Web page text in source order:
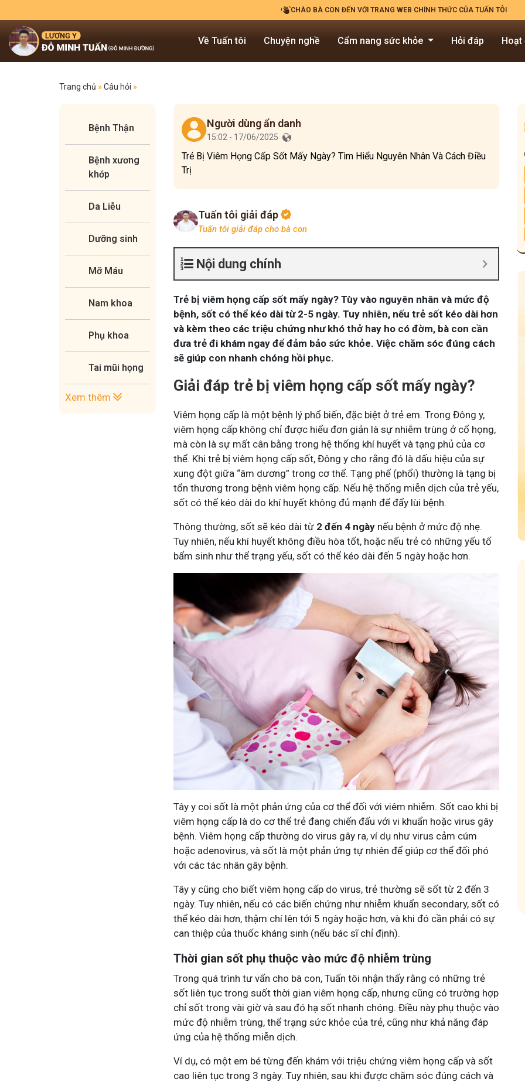
CHÀO BÀ CON ĐẾN VỚI TRANG WEB CHÍNH THỨC CỦA TUẤN TÔI
Về Tuấn tôi Chuyện nghề Cẩm nang sức khỏe Hỏi đáp Hoạt
Trang chủ » Câu hỏi »
Bệnh Thận
Bệnh xương
khớp
Da Liễu
Dưỡng sinh
Mỡ Máu
Nam khoa
Phụ khoa
Tai mũi họng
Xem thêm
Người dùng ẩn danh
15:02 - 17/06/2025
Trẻ Bị Viêm Họng Cấp Sốt Mấy Ngày? Tìm Hiểu Nguyên Nhân Và Cách Điều
Trị
Tuấn tôi giải đáp
Tuấn tôi giải đáp cho bà con
Nội dung chính
Trẻ bị viêm họng cấp sốt mấy ngày? Tùy vào nguyên nhân và mức độ
bệnh, sốt có thể kéo dài từ 2-5 ngày. Tuy nhiên, nếu trẻ sốt kéo dài hơn
và kèm theo các triệu chứng như khó thở hay ho có đờm, bà con cần
đưa trẻ đi khám ngay để đảm bảo sức khỏe. Việc chăm sóc đúng cách
sẽ giúp con nhanh chóng hồi phục.
Giải đáp trẻ bị viêm họng cấp sốt mấy ngày?
Viêm họng cấp là một bệnh lý phổ biến, đặc biệt ở trẻ em. Trong Đông y,
viêm họng cấp không chỉ được hiểu đơn giản là sự nhiễm trùng ở cổ họng,
mà còn là sự mất cân bằng trong hệ thống khí huyết và tạng phủ của cơ
thể. Khi trẻ bị viêm họng cấp sốt, Đông y cho rằng đó là dấu hiệu của sự
xung đột giữa “âm dương” trong cơ thể. Tạng phế (phổi) thường là tạng bị
tổn thương trong bệnh viêm họng cấp. Nếu hệ thống miễn dịch của trẻ yếu,
sốt có thể kéo dài do khí huyết không đủ mạnh để đẩy lùi bệnh.
Thông thường, sốt sẽ kéo dài từ 2 đến 4 ngày nếu bệnh ở mức độ nhẹ.
Tuy nhiên, nếu khí huyết không điều hòa tốt, hoặc nếu trẻ có những yếu tố
bẩm sinh như thể trạng yếu, sốt có thể kéo dài đến 5 ngày hoặc hơn.
Tây y coi sốt là một phản ứng của cơ thể đối với viêm nhiễm. Sốt cao khi bị
viêm họng cấp là do cơ thể trẻ đang chiến đấu với vi khuẩn hoặc virus gây
bệnh. Viêm họng cấp thường do virus gây ra, ví dụ như virus cảm cúm
hoặc adenovirus, và sốt là một phản ứng tự nhiên để giúp cơ thể đối phó
với các tác nhân gây bệnh.
Tây y cũng cho biết viêm họng cấp do virus, trẻ thường sẽ sốt từ 2 đến 3
ngày. Tuy nhiên, nếu có các biến chứng như nhiễm khuẩn secondary, sốt có
thể kéo dài hơn, thậm chí lên tới 5 ngày hoặc hơn, và khi đó cần phải có sự
can thiệp của thuốc kháng sinh (nếu bác sĩ chỉ định).
Thời gian sốt phụ thuộc vào mức độ nhiễm trùng
Trong quá trình tư vấn cho bà con, Tuấn tôi nhận thấy rằng có những trẻ
sốt liên tục trong suốt thời gian viêm họng cấp, nhưng cũng có trường hợp
chỉ sốt trong vài giờ và sau đó hạ sốt nhanh chóng. Điều này phụ thuộc vào
mức độ nhiễm trùng, thể trạng sức khỏe của trẻ, cũng như khả năng đáp
ứng của hệ thống miễn dịch.
Ví dụ, có một em bé từng đến khám với triệu chứng viêm họng cấp và sốt
cao liên tục trong 3 ngày. Tuy nhiên, sau khi được chăm sóc đúng cách và
Mề Đay Đỗ Minh - Đánh Bay Mẩn Ngứa
Mề đay, mẩn ngứa gây khó chịu và ảnh hưởng sinh hoạt.
Đây là nơi tôi chia sẻ cách giảm ngứa, làm dịu da và
Tuấn tôi - Y diệu thuốc nam
Góc nhỏ tôi chia sẻ với bà con về chuyện thuốc Nam, về
tất tần tật kiến thức sức khỏe và cách chăm sóc bản
thân theo YHCT.
Tham gia nhóm
Hội Đau Xương
85,3Kthành viên
Cộng đồng cho bà con
Tuấn tôi học cách chăm
động linh hoạt.